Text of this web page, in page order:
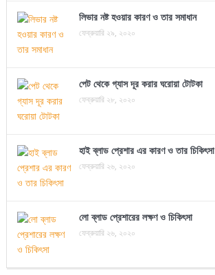
লিভার নষ্ট হওয়ার কারণ ও তার সমাধান
ফেব্রুয়ারি ২৯, ২০২০
পেট থেকে গ্যাস দূর করার ঘরোয়া টোটকা
ফেব্রুয়ারি ২৮, ২০২০
হাই ব্লাড প্রেশার এর কারণ ও তার চিকিৎসা
ফেব্রুয়ারি ২৬, ২০২০
লো ব্লাড প্রেশারের লক্ষণ ও চিকিৎসা
ফেব্রুয়ারি ২৬, ২০২০